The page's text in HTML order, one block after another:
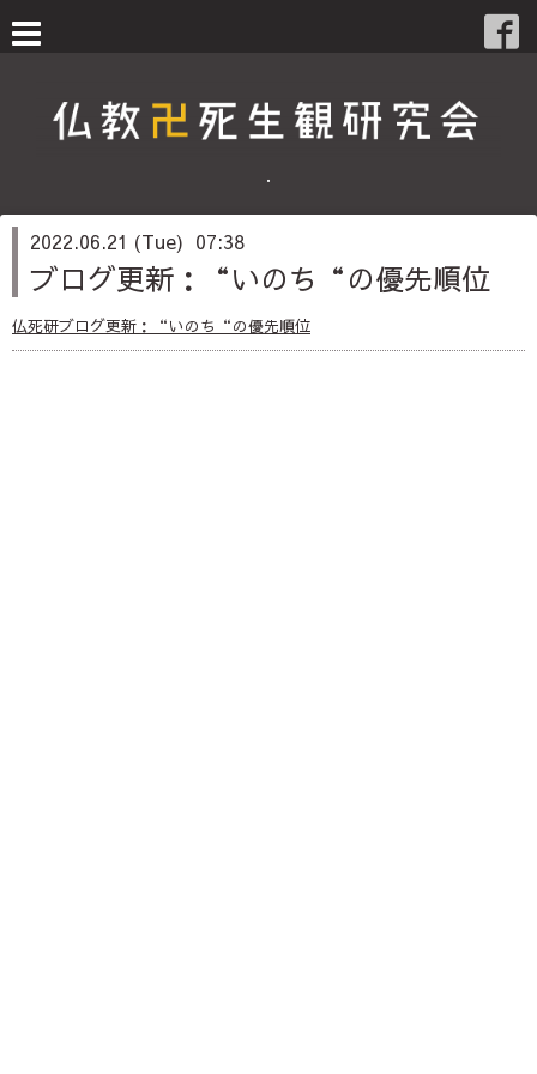
・
2022.06.21 (Tue) 07:38
ブログ更新：“いのち“の優先順位
仏死研ブログ更新：“いのち“の優先順位